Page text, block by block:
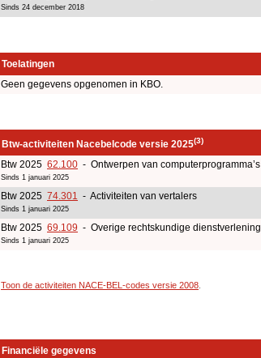
Sinds 24 december 2018
Toelatingen
Geen gegevens opgenomen in KBO.
Btw-activiteiten Nacebelcode versie 2025(3)
Btw 2025 62.100 - Ontwerpen van computerprogramma’s
Sinds 1 januari 2025
Btw 2025 74.301 - Activiteiten van vertalers
Sinds 1 januari 2025
Btw 2025 69.109 - Overige rechtskundige dienstverlening
Sinds 1 januari 2025
Toon de activiteiten NACE-BEL-codes versie 2008
Financiële gegevens